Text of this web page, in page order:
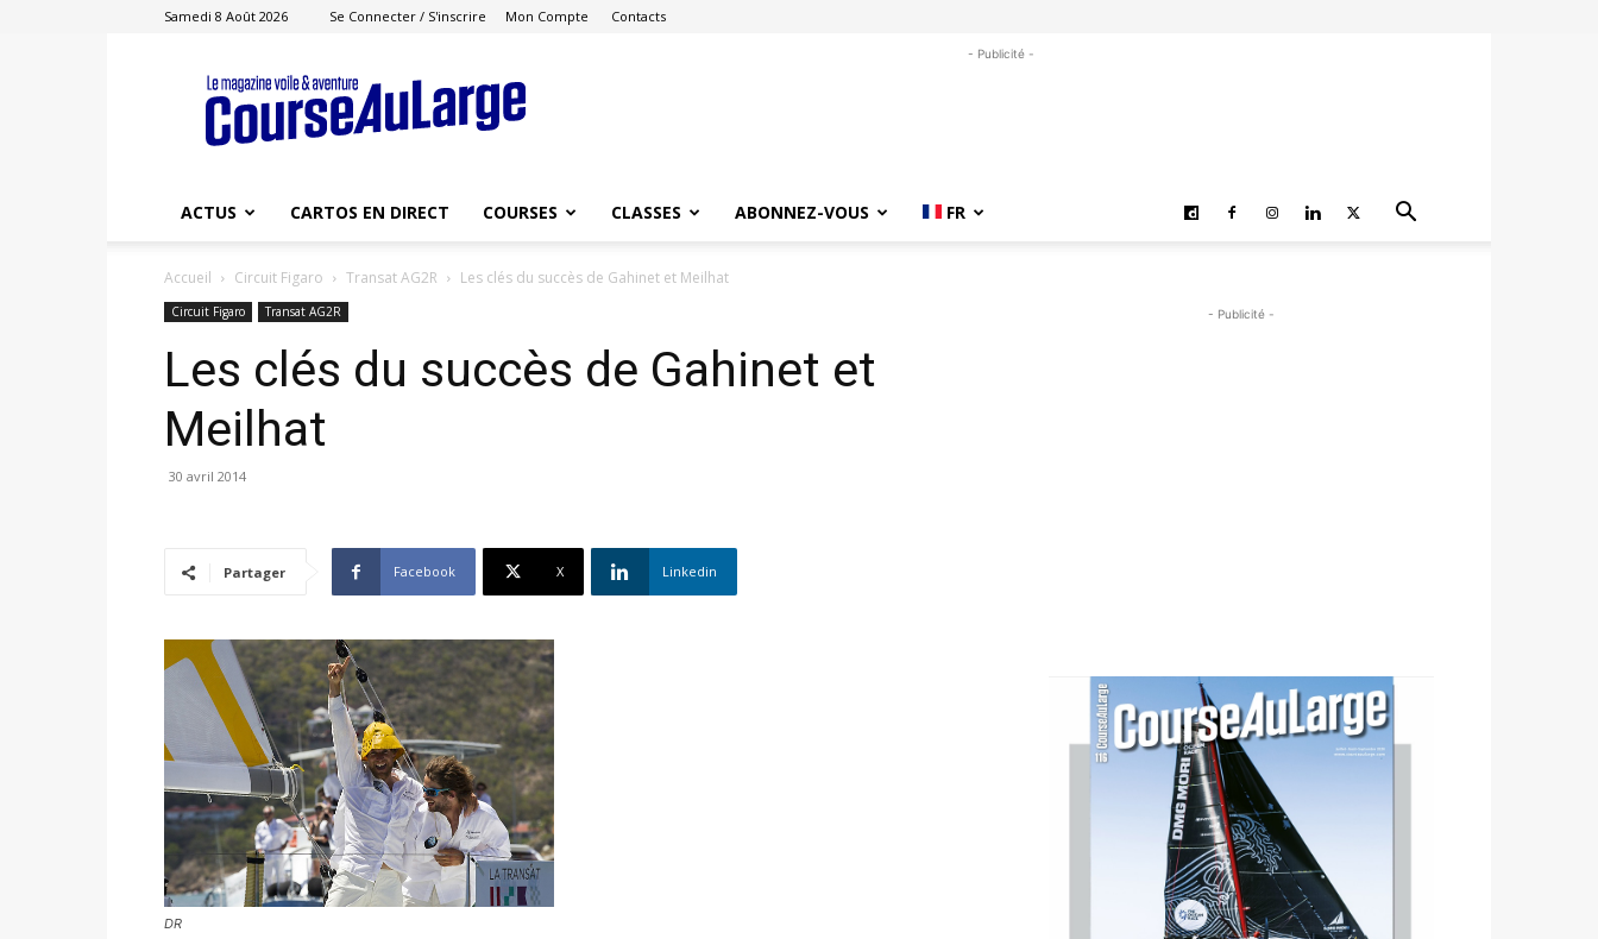
Samedi 8 Août 2026 Se Connecter / S'inscrire Mon Compte Contacts
Course
au
Large
- Publicité -
ACTUS CARTOS EN DIRECT COURSES CLASSES ABONNEZ-VOUS FR
Accueil Circuit Figaro Transat AG2R Les clés du succès de Gahinet et Meilhat
Circuit Figaro Transat AG2R
Les clés du succès de Gahinet et
Meilhat
30 avril 2014
Partager Facebook X Linkedin
DR
- Publicité -